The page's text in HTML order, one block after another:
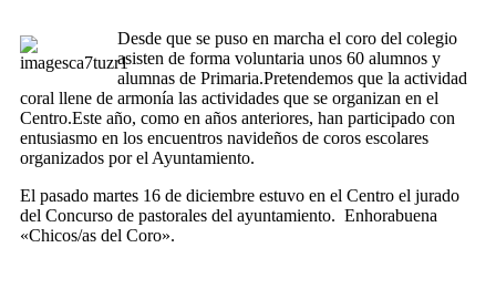
Desde que se puso en marcha el coro del colegio
asisten de forma voluntaria unos 60 alumnos y
alumnas de Primaria.Pretendemos que la actividad
coral llene de armonía las actividades que se organizan en el
Centro.Este año, como en años anteriores, han participado con
entusiasmo en los encuentros navideños de coros escolares
organizados por el Ayuntamiento.
El pasado martes 16 de diciembre estuvo en el Centro el jurado
del Concurso de pastorales del ayuntamiento. Enhorabuena
«Chicos/as del Coro».